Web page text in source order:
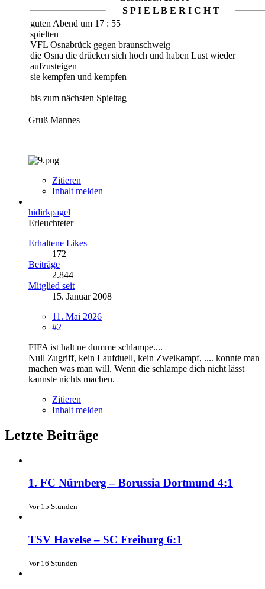
S P I E L B E R I C H T
guten Abend um 17 : 55
spielten
VFL Osnabrück gegen braunschweig
die Osna die drücken sich hoch und haben Lust wieder
aufzusteigen
sie kempfen und kempfen
bis zum nächsten Spieltag
Gruß Mannes
Zitieren
Inhalt melden
hidirkpagel
Erleuchteter
Erhaltene Likes
172
Beiträge
2.844
Mitglied seit
15. Januar 2008
11. Mai 2026
#2
FIFA ist halt ne dumme schlampe....
Null Zugriff, kein Laufduell, kein Zweikampf, .... konnte man
machen was man will. Wenn die schlampe dich nicht lässt
kannste nichts machen.
Zitieren
Inhalt melden
Letzte Beiträge
1. FC Nürnberg – Borussia Dortmund 4:1
Vor 15 Stunden
TSV Havelse – SC Freiburg 6:1
Vor 16 Stunden